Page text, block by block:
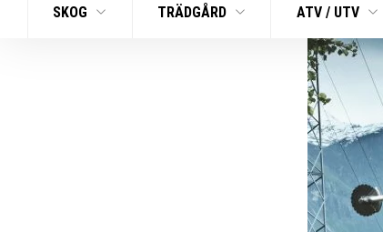
SKOG TRÄDGÅRD ATV / UTV